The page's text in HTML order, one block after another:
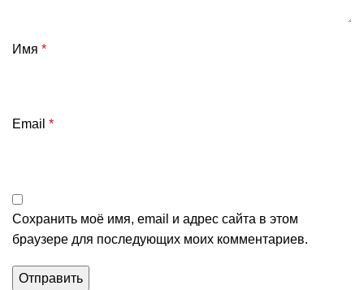
Имя *
Email *
Сохранить моё имя, email и адрес сайта в этом
браузере для последующих моих комментариев.